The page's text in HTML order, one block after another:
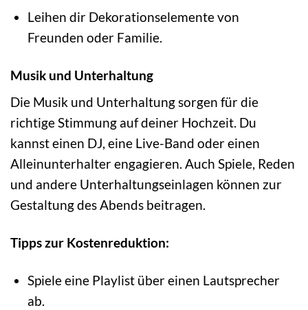
Leihen dir Dekorationselemente von
Freunden oder Familie.
Musik und Unterhaltung
Die Musik und Unterhaltung sorgen für die
richtige Stimmung auf deiner Hochzeit. Du
kannst einen DJ, eine Live-Band oder einen
Alleinunterhalter engagieren. Auch Spiele, Reden
und andere Unterhaltungseinlagen können zur
Gestaltung des Abends beitragen.
Tipps zur Kostenreduktion:
Spiele eine Playlist über einen Lautsprecher
ab.